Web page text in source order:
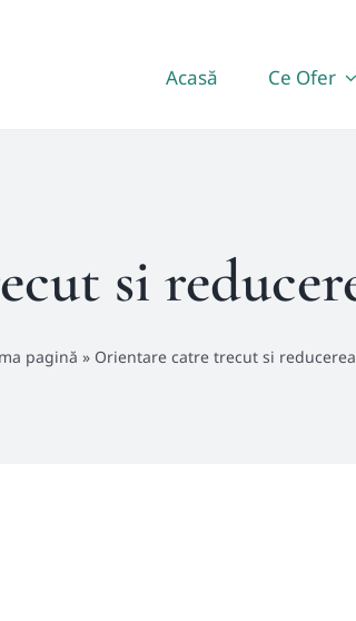
Acasă Ce Ofer
si
pagină » Orientare catre trecut si